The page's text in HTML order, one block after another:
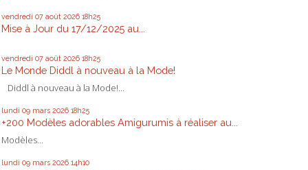
vendredi 07 août 2026 18h25
Mise à Jour du 17/12/2025 au...
vendredi 07 août 2026 18h25
Le Monde Diddl à nouveau à la Mode!
Diddl à nouveau à la Mode!...
lundi 09 mars 2026 18h25
+200 Modèles adorables Amigurumis à réaliser au...
Modèles...
lundi 09 mars 2026 14h10